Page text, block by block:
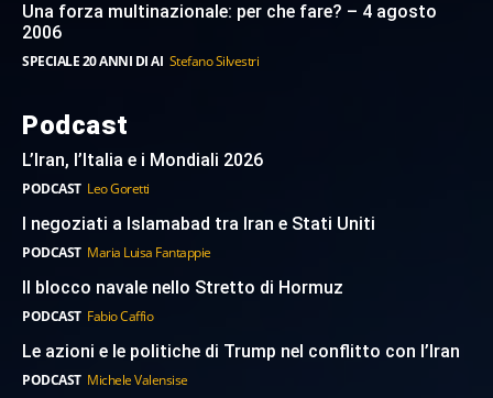
Una forza multinazionale: per che fare? – 4 agosto
2006
SPECIALE 20 ANNI DI AI Stefano Silvestri
Podcast
L’Iran, l’Italia e i Mondiali 2026
PODCAST Leo Goretti
I negoziati a Islamabad tra Iran e Stati Uniti
PODCAST Maria Luisa Fantappie
Il blocco navale nello Stretto di Hormuz
PODCAST Fabio Caffio
Le azioni e le politiche di Trump nel conflitto con l’Iran
PODCAST Michele Valensise